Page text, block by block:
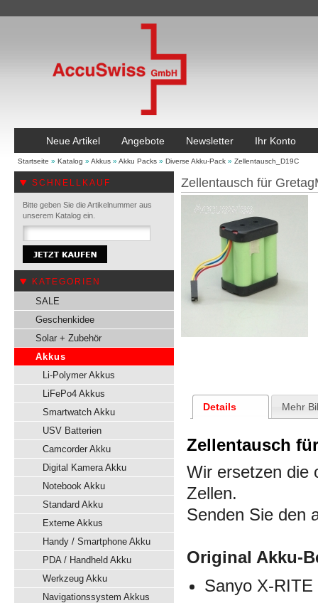
Neue Artikel Angebote Newsletter Ihr Konto
Startseite » Katalog » Akkus » Akku Packs » Diverse Akku-Pack » Zellentausch_D19C
SCHNELLKAUF
Bitte geben Sie die Artikelnummer aus
unserem Katalog ein.
KATEGORIEN
SALE
Geschenkidee
Solar + Zubehör
Akkus
Li-Polymer Akkus
LiFePo4 Akkus
Smartwatch Akku
USV Batterien
Camcorder Akku
Digital Kamera Akku
Notebook Akku
Standard Akku
Externe Akkus
Handy / Smartphone Akku
PDA / Handheld Akku
Werkzeug Akku
Navigationssystem Akkus
Zellentausch für
Details Mehr
Zellentausch
Wir ersetzen die
Zellen.
Senden Sie den
Original Akku-
Sanyo X-RITE